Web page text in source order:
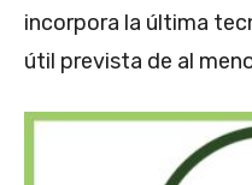
incorpora la última
útil prevista de al